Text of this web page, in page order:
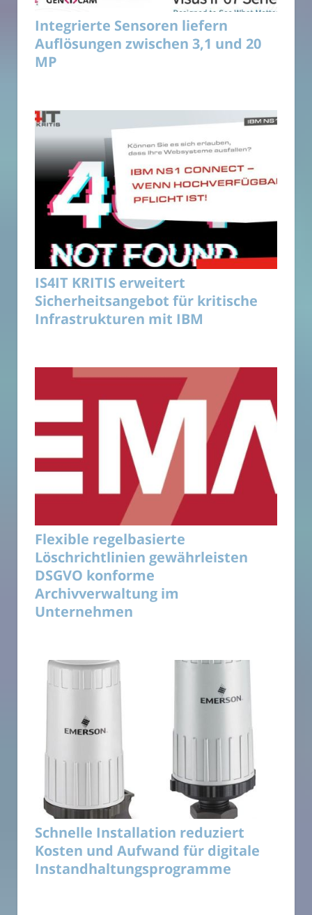
Integrierte Sensoren liefern
Auflösungen zwischen 3,1 und 20
MP
IS4IT KRITIS erweitert
Sicherheitsangebot für kritische
Infrastrukturen mit IBM
Flexible regelbasierte
Löschrichtlinien gewährleisten
DSGVO konforme
Archivverwaltung im
Unternehmen
Schnelle Installation reduziert
Kosten und Aufwand für digitale
Instandhaltungsprogramme